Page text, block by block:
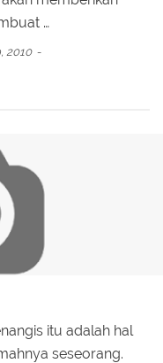
…
2010
itu adalah hal
seseorang.